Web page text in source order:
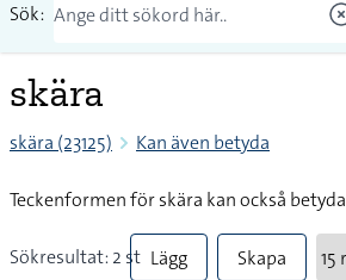
Sök:
skära
skära (23125) Kan även betyda
Teckenformen för skära kan också betyda
Sökresultat: 2 st Lägg
Skapa